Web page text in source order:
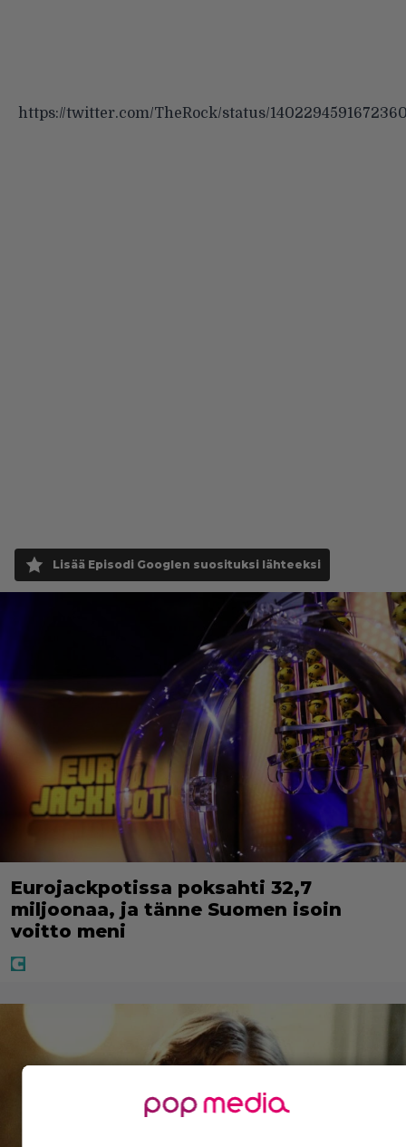
https://twitter.com/TheRock/status/
Lisää Episodi Googlen suosituksi lähteeksi
Eurojackpotissa poksahti 32,7
miljoonaa, ja tänne Suomen isoin
voitto meni